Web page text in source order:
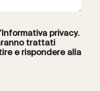
Informativa privacy.
trattati
e rispondere alla